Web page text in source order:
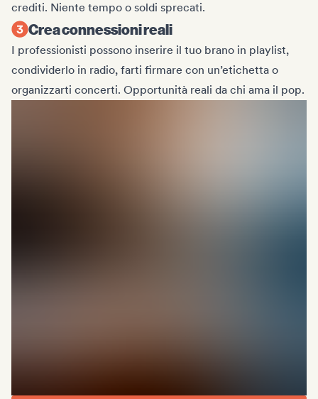
crediti. Niente tempo o soldi sprecati.
Crea connessioni reali
I professionisti possono inserire il tuo brano in playlist,
condividerlo in radio, farti firmare con un’etichetta o
organizzarti concerti. Opportunità reali da chi ama il pop.